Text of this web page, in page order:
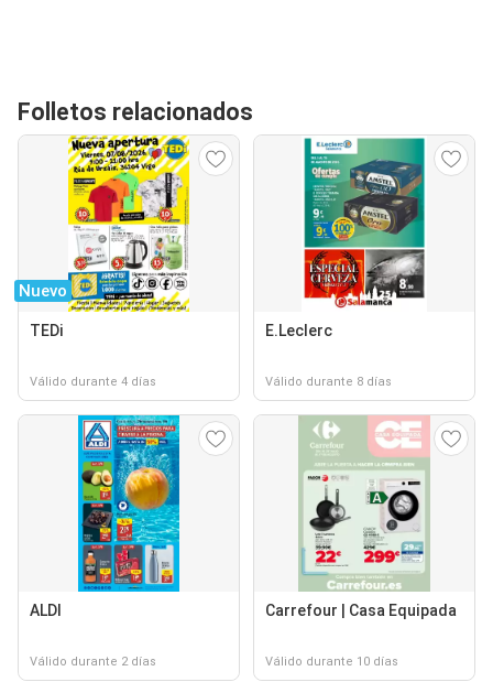
Folletos relacionados
Nuevo
TEDi
Válido durante 4 días
E.Leclerc
Válido durante 8 días
ALDI
Válido durante 2 días
Carrefour | Casa Equipada
Válido durante 10 días